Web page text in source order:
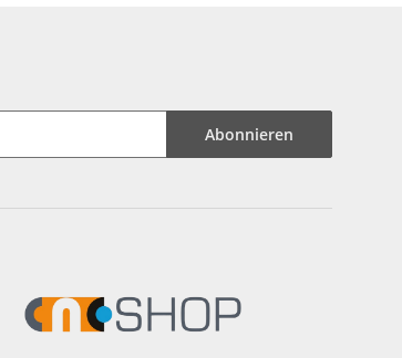
Abonnieren